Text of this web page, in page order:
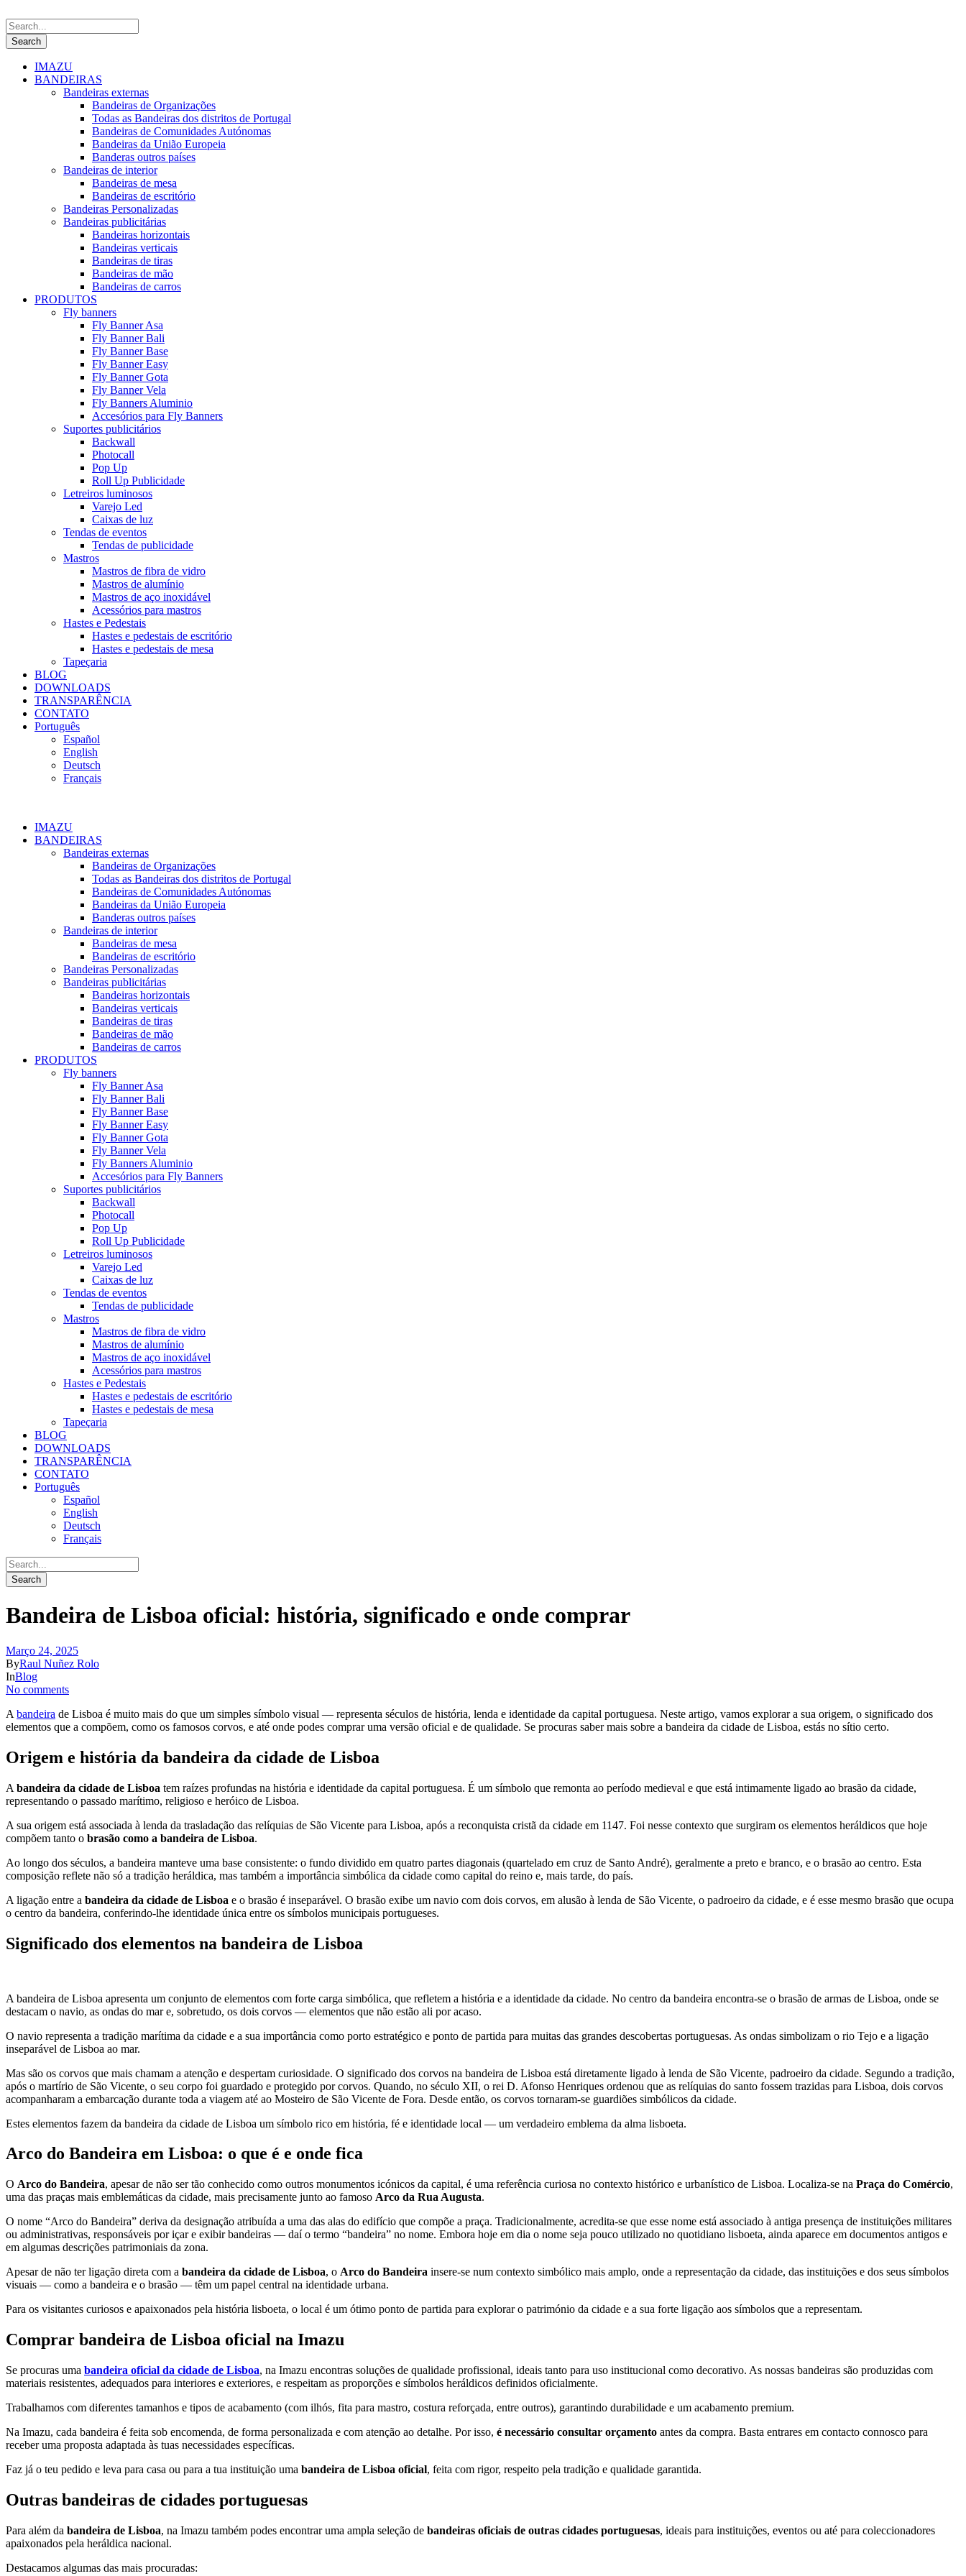
IMAZU
BANDEIRAS
Bandeiras externas
Bandeiras de Organizações
Todas as Bandeiras dos distritos de Portugal
Bandeiras de Comunidades Autónomas
Bandeiras da União Europeia
Banderas outros países
Bandeiras de interior
Bandeiras de mesa
Bandeiras de escritório
Bandeiras Personalizadas
Bandeiras publicitárias
Bandeiras horizontais
Bandeiras verticais
Bandeiras de tiras
Bandeiras de mão
Bandeiras de carros
PRODUTOS
Fly banners
Fly Banner Asa
Fly Banner Bali
Fly Banner Base
Fly Banner Easy
Fly Banner Gota
Fly Banner Vela
Fly Banners Aluminio
Accesórios para Fly Banners
Suportes publicitários
Backwall
Photocall
Pop Up
Roll Up Publicidade
Letreiros luminosos
Varejo Led
Caixas de luz
Tendas de eventos
Tendas de publicidade
Mastros
Mastros de fibra de vidro
Mastros de alumínio
Mastros de aço inoxidável
Acessórios para mastros
Hastes e Pedestais
Hastes e pedestais de escritório
Hastes e pedestais de mesa
Tapeçaria
BLOG
DOWNLOADS
TRANSPARÊNCIA
CONTATO
Português
Español
English
Deutsch
Français
IMAZU
BANDEIRAS
Bandeiras externas
Bandeiras de Organizações
Todas as Bandeiras dos distritos de Portugal
Bandeiras de Comunidades Autónomas
Bandeiras da União Europeia
Banderas outros países
Bandeiras de interior
Bandeiras de mesa
Bandeiras de escritório
Bandeiras Personalizadas
Bandeiras publicitárias
Bandeiras horizontais
Bandeiras verticais
Bandeiras de tiras
Bandeiras de mão
Bandeiras de carros
PRODUTOS
Fly banners
Fly Banner Asa
Fly Banner Bali
Fly Banner Base
Fly Banner Easy
Fly Banner Gota
Fly Banner Vela
Fly Banners Aluminio
Accesórios para Fly Banners
Suportes publicitários
Backwall
Photocall
Pop Up
Roll Up Publicidade
Letreiros luminosos
Varejo Led
Caixas de luz
Tendas de eventos
Tendas de publicidade
Mastros
Mastros de fibra de vidro
Mastros de alumínio
Mastros de aço inoxidável
Acessórios para mastros
Hastes e Pedestais
Hastes e pedestais de escritório
Hastes e pedestais de mesa
Tapeçaria
BLOG
DOWNLOADS
TRANSPARÊNCIA
CONTATO
Português
Español
English
Deutsch
Français
Bandeira de Lisboa oficial: história, significado e onde comprar
Março 24, 2025
ByRaul Nuñez Rolo
InBlog
No comments
A bandeira de Lisboa é muito mais do que um simples símbolo visual — representa séculos de história, lenda e identidade da capital portuguesa. Neste artigo, vamos explorar a sua origem, o significado dos
elementos que a compõem, como os famosos corvos, e até onde podes comprar uma versão oficial e de qualidade. Se procuras saber mais sobre a bandeira da cidade de Lisboa, estás no sítio certo.
Origem e história da bandeira da cidade de Lisboa
A bandeira da cidade de Lisboa tem raízes profundas na história e identidade da capital portuguesa. É um símbolo que remonta ao período medieval e que está intimamente ligado ao brasão da cidade,
representando o passado marítimo, religioso e heróico de Lisboa.
A sua origem está associada à lenda da trasladação das relíquias de São Vicente para Lisboa, após a reconquista cristã da cidade em 1147. Foi nesse contexto que surgiram os elementos heráldicos que hoje
compõem tanto o brasão como a bandeira de Lisboa.
Ao longo dos séculos, a bandeira manteve uma base consistente: o fundo dividido em quatro partes diagonais (quartelado em cruz de Santo André), geralmente a preto e branco, e o brasão ao centro. Esta
composição reflete não só a tradição heráldica, mas também a importância simbólica da cidade como capital do reino e, mais tarde, do país.
A ligação entre a bandeira da cidade de Lisboa e o brasão é inseparável. O brasão exibe um navio com dois corvos, em alusão à lenda de São Vicente, o padroeiro da cidade, e é esse mesmo brasão que ocupa
o centro da bandeira, conferindo-lhe identidade única entre os símbolos municipais portugueses.
Significado dos elementos na bandeira de Lisboa
A bandeira de Lisboa apresenta um conjunto de elementos com forte carga simbólica, que refletem a história e a identidade da cidade. No centro da bandeira encontra-se o brasão de armas de Lisboa, onde se
destacam o navio, as ondas do mar e, sobretudo, os dois corvos — elementos que não estão ali por acaso.
O navio representa a tradição marítima da cidade e a sua importância como porto estratégico e ponto de partida para muitas das grandes descobertas portuguesas. As ondas simbolizam o rio Tejo e a ligação
inseparável de Lisboa ao mar.
Mas são os corvos que mais chamam a atenção e despertam curiosidade. O significado dos corvos na bandeira de Lisboa está diretamente ligado à lenda de São Vicente, padroeiro da cidade. Segundo a tradição,
após o martírio de São Vicente, o seu corpo foi guardado e protegido por corvos. Quando, no século XII, o rei D. Afonso Henriques ordenou que as relíquias do santo fossem trazidas para Lisboa, dois corvos
acompanharam a embarcação durante toda a viagem até ao Mosteiro de São Vicente de Fora. Desde então, os corvos tornaram-se guardiões simbólicos da cidade.
Estes elementos fazem da bandeira da cidade de Lisboa um símbolo rico em história, fé e identidade local — um verdadeiro emblema da alma lisboeta.
Arco do Bandeira em Lisboa: o que é e onde fica
O Arco do Bandeira, apesar de não ser tão conhecido como outros monumentos icónicos da capital, é uma referência curiosa no contexto histórico e urbanístico de Lisboa. Localiza-se na Praça do Comércio,
uma das praças mais emblemáticas da cidade, mais precisamente junto ao famoso Arco da Rua Augusta.
O nome “Arco do Bandeira” deriva da designação atribuída a uma das alas do edifício que compõe a praça. Tradicionalmente, acredita-se que esse nome está associado à antiga presença de instituições militares
ou administrativas, responsáveis por içar e exibir bandeiras — daí o termo “bandeira” no nome. Embora hoje em dia o nome seja pouco utilizado no quotidiano lisboeta, ainda aparece em documentos antigos e
em algumas descrições patrimoniais da zona.
Apesar de não ter ligação direta com a bandeira da cidade de Lisboa, o Arco do Bandeira insere-se num contexto simbólico mais amplo, onde a representação da cidade, das instituições e dos seus símbolos
visuais — como a bandeira e o brasão — têm um papel central na identidade urbana.
Para os visitantes curiosos e apaixonados pela história lisboeta, o local é um ótimo ponto de partida para explorar o património da cidade e a sua forte ligação aos símbolos que a representam.
Comprar bandeira de Lisboa oficial na Imazu
Se procuras uma bandeira oficial da cidade de Lisboa, na Imazu encontras soluções de qualidade profissional, ideais tanto para uso institucional como decorativo. As nossas bandeiras são produzidas com
materiais resistentes, adequados para interiores e exteriores, e respeitam as proporções e símbolos heráldicos definidos oficialmente.
Trabalhamos com diferentes tamanhos e tipos de acabamento (com ilhós, fita para mastro, costura reforçada, entre outros), garantindo durabilidade e um acabamento premium.
Na Imazu, cada bandeira é feita sob encomenda, de forma personalizada e com atenção ao detalhe. Por isso, é necessário consultar orçamento antes da compra. Basta entrares em contacto connosco para
receber uma proposta adaptada às tuas necessidades específicas.
Faz já o teu pedido e leva para casa ou para a tua instituição uma bandeira de Lisboa oficial, feita com rigor, respeito pela tradição e qualidade garantida.
Outras bandeiras de cidades portuguesas
Para além da bandeira de Lisboa, na Imazu também podes encontrar uma ampla seleção de bandeiras oficiais de outras cidades portuguesas, ideais para instituições, eventos ou até para coleccionadores
apaixonados pela heráldica nacional.
Destacamos algumas das mais procuradas: